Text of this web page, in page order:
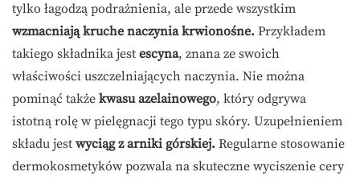
tylko łagodzą podrażnienia, ale przede wszystkim
wzmacniają kruche naczynia krwionośne. Przykładem
takiego składnika jest escyna, znana ze swoich
właściwości uszczelniających naczynia. Nie można
pominąć także kwasu azelainowego, który odgrywa
istotną rolę w pielęgnacji tego typu skóry. Uzupełnieniem
składu jest wyciąg z arniki górskiej. Regularne stosowanie
dermokosmetyków pozwala na skuteczne wyciszenie cery